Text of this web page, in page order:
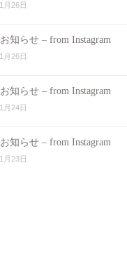
月26日
知らせ – from Instagram
月26日
知らせ – from Instagram
月24日
知らせ – from Instagram
月23日